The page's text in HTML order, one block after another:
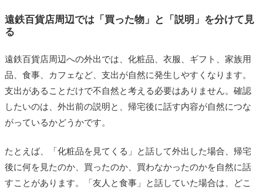
遠鉄百貨店周辺では「買った物」と「説明」を分けて見
る
遠鉄百貨店周辺への外出では、化粧品、衣服、ギフト、家族用
品、食事、カフェなど、支出が自然に発生しやすくなります。
支出があることだけで不自然と考える必要はありません。確認
したいのは、外出前の説明と、帰宅後に話す内容が自然につな
がっているかどうかです。
たとえば、「化粧品を見てくる」と話して外出した場合、帰宅
後に何を見たのか、買ったのか、買わなかったのかを自然に話
すことがあります。「友人と食事」と話していた場合は、どこ